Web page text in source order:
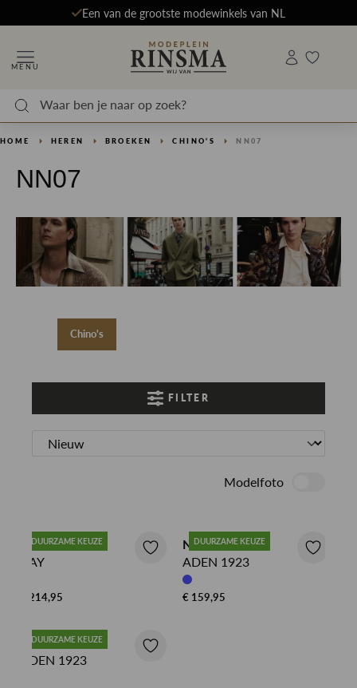
Een van de grootste modewinkels van NL
MENU
HOME HEREN BROEKEN CHINO'S NN07
NN07
Chino's
FILTER
Modelfoto
DUURZAME KEUZE
NN07 CHINO
KAY
€ 214,95
DUURZAME KEUZE
NN07 CHINO
ADEN 1923
€ 159,95
DUURZAME KEUZE
NN07 CHINO
ADEN 1923